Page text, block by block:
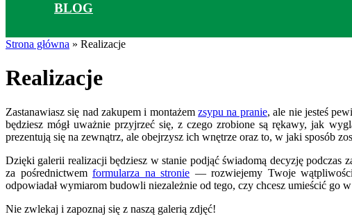
BLOG
Strona główna » Realizacje
Realizacje
Zastanawiasz się nad zakupem i montażemzsypu na pranie, ale nie jesteś
będziesz mógł uważnie przyjrzeć się, z czego zrobione są rękawy, jak
prezentują się na zewnątrz, ale obejrzysz ich wnętrze oraz to, w jaki sposób
Dzięki galerii realizacji będziesz w stanie podjąć świadomą decyzję
za pośrednictwemformularza na stronie — rozwiejemy Twoje
odpowiadał wymiarom budowli niezależnie od tego, czy chcesz umieścić
Nie zwlekaj i zapoznaj się z naszą galerią zdjęć!